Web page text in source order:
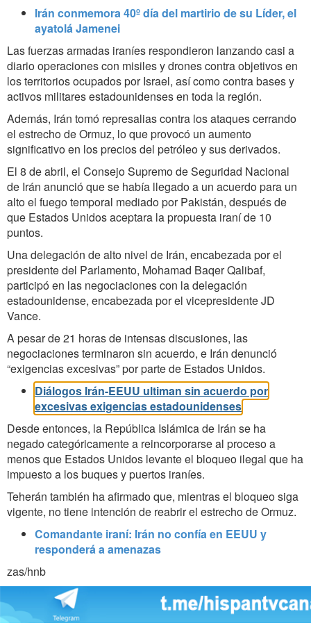
Irán conmemora 40º día del martirio de su Líder, el
ayatolá Jamenei
Las fuerzas armadas iraníes respondieron lanzando casi a
diario operaciones con misiles y drones contra objetivos en
los territorios ocupados por Israel, así como contra bases y
activos militares estadounidenses en toda la región.
Además, Irán tomó represalias contra los ataques cerrando
el estrecho de Ormuz, lo que provocó un aumento
significativo en los precios del petróleo y sus derivados.
El 8 de abril, el Consejo Supremo de Seguridad Nacional
de Irán anunció que se había llegado a un acuerdo para un
alto el fuego temporal mediado por Pakistán, después de
que Estados Unidos aceptara la propuesta iraní de 10
puntos.
Una delegación de alto nivel de Irán, encabezada por el
presidente del Parlamento, Mohamad Baqer Qalibaf,
participó en las negociaciones con la delegación
estadounidense, encabezada por el vicepresidente JD
Vance.
A pesar de 21 horas de intensas discusiones, las
negociaciones terminaron sin acuerdo, e Irán denunció
“exigencias excesivas” por parte de Estados Unidos.
Diálogos Irán-EEUU ultiman sin acuerdo por
excesivas exigencias estadounidenses
Desde entonces, la República Islámica de Irán se ha
negado categóricamente a reincorporarse al proceso a
menos que Estados Unidos levante el bloqueo ilegal que ha
impuesto a los buques y puertos iraníes.
Teherán también ha afirmado que, mientras el bloqueo siga
vigente, no tiene intención de reabrir el estrecho de Ormuz.
Comandante iraní: Irán no confía en EEUU y
responderá a amenazas
zas/hnb